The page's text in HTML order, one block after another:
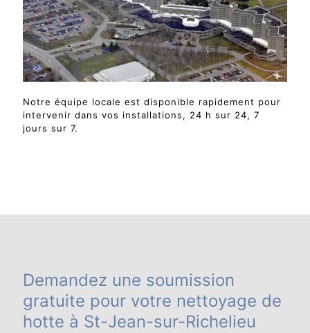
Notre équipe locale est disponible rapidement pour
intervenir dans vos installations, 24 h sur 24, 7
jours sur 7.
Demandez une soumission
gratuite pour votre nettoyage de
hotte à St-Jean-sur-Richelieu